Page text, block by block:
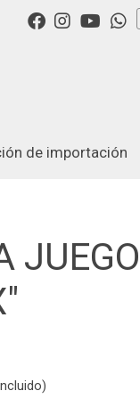
de importación